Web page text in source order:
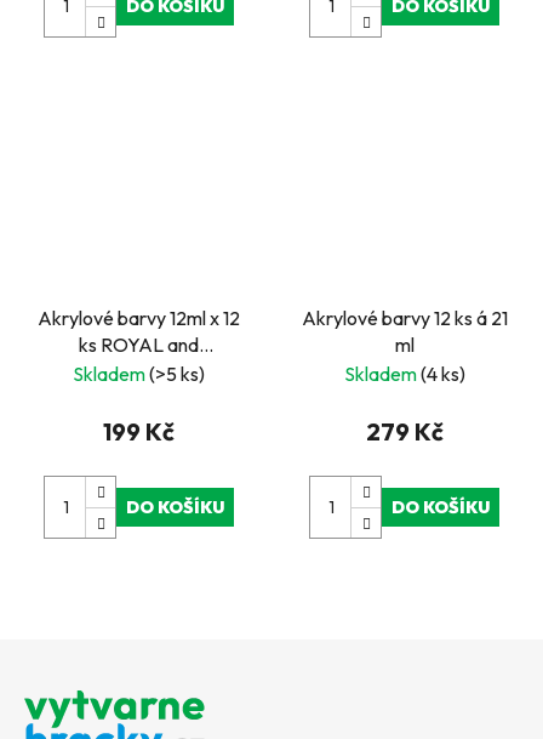
DO KOŠÍKU DO KOŠÍKU
Akrylové barvy 12ml x 12
ks ROYAL and
LANGNICKEL
Skladem(>5 ks)
199 Kč
DO KOŠÍKU
Akrylové barvy 12 ks á 21
ml
Skladem(4 ks)
279 Kč
DO KOŠÍKU